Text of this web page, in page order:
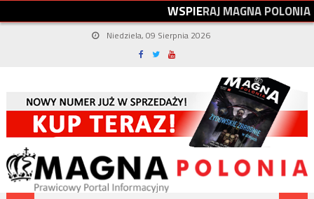
WSPIERAJMAGNAPOLONIA
Niedziela, 09 Sierpnia 2026